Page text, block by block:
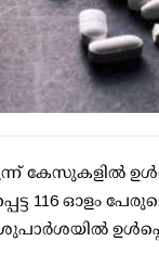
കേസുകളില്‍
116 ഓളം